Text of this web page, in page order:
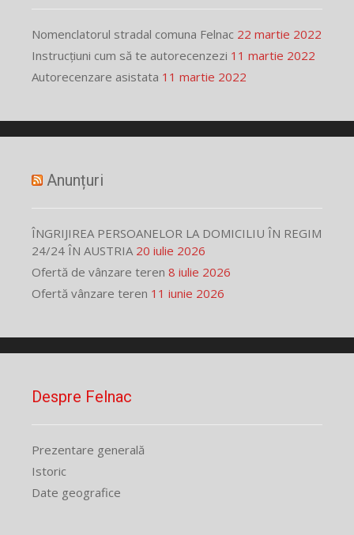
Nomenclatorul stradal comuna Felnac 22 martie 2022
Instrucțiuni cum să te autorecenzezi 11 martie 2022
Autorecenzare asistata 11 martie 2022
Anunțuri
ÎNGRIJIREA PERSOANELOR LA DOMICILIU ÎN REGIM
24/24 ÎN AUSTRIA 20 iulie 2026
Ofertă de vânzare teren 8 iulie 2026
Ofertă vânzare teren 11 iunie 2026
Despre Felnac
Prezentare generală
Istoric
Date geografice